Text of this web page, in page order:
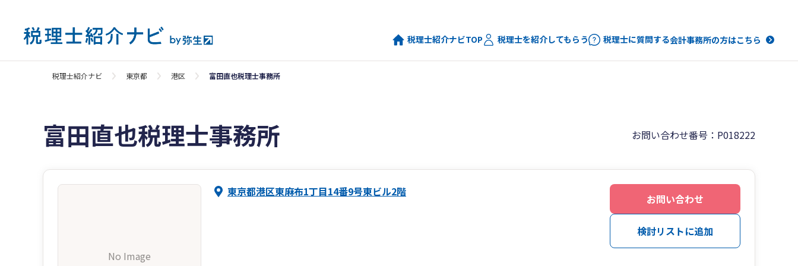
税理士紹介ナビTOP 税理士を紹介してもらう 税理士に質問する会計事務所の方はこちら
税理士紹介ナビ 東京都 港区 富田直也税理士事務所
富田直也税理士事務所 お問い合わせ番号：P018222
No Image
東京都港区東麻布1丁目14番9号東ビル2階
お問い合わせ
検討リストに追加